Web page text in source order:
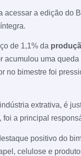
acessar a edição do
de 1,1% da
acumulou uma
no bimestre foi
extrativa, é
foi a principal
positivo do
celulose e